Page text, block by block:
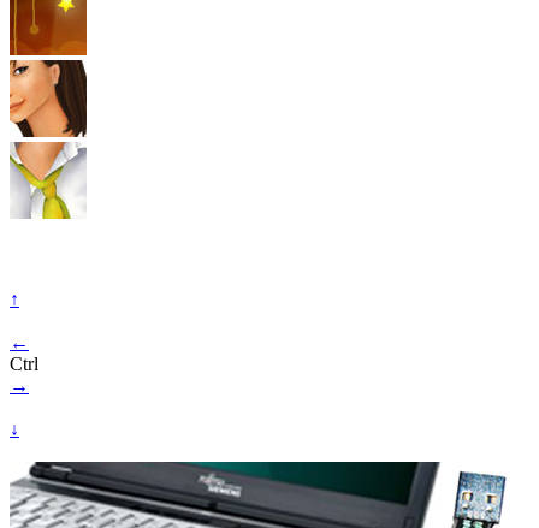
↑
←
Ctrl
→
↓